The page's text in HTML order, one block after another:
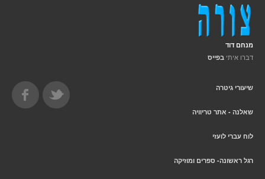
מנחם דוד
דברו איתי בפייס
שיעורי גיטרה
שאלנה - אתר טריוויה
לוח עברי לועזי
רגל ראשונה- ספרים ומוזיקה